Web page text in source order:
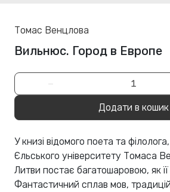
Томас Венцлова
Вильнюс. Город в Европе
−
Додати в кошик
У книзі відомого поета та
Єльського університету Томаса
Литви постає багатошаровою, як її
Фантастичний сплав мов, традицій